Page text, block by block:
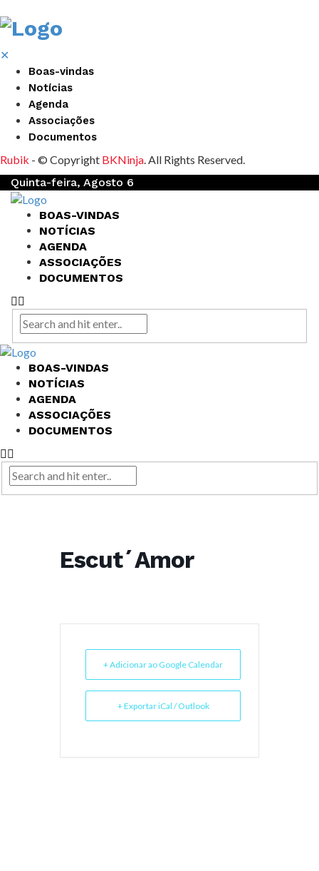
✕
Boas-vindas
Notícias
Agenda
Associações
Documentos
Rubik - © Copyright BKNinja. All Rights Reserved.
Quinta-feira, Agosto 6
BOAS-VINDAS
NOTÍCIAS
AGENDA
ASSOCIAÇÕES
DOCUMENTOS
BOAS-VINDAS
NOTÍCIAS
AGENDA
ASSOCIAÇÕES
DOCUMENTOS
Escut´Amor
+ Adicionar ao Google Calendar
+ Exportar iCal / Outlook